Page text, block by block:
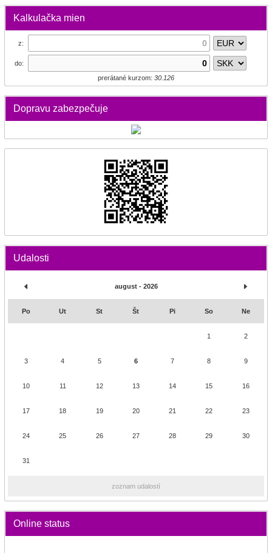
Kalkulačka mien
z:
do:
prerátané kurzom: 30.126
Dopravu zabezpečuje
Udalosti
august - 2026
Po Ut St Št Pi So Ne
1 2
3 4 5 6 7 8 9
10 11 12 13 14 15 16
17 18 19 20 21 22 23
24 25 26 27 28 29 30
31
zoznam udalostí
Online status